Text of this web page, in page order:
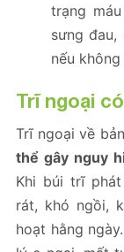
trạng
sưng đau,
nếu
Trĩ ngoại
Trĩ ngoại về
thể gây nguy
Khi búi trĩ
rát, khó ngồi,
hoạt hằng